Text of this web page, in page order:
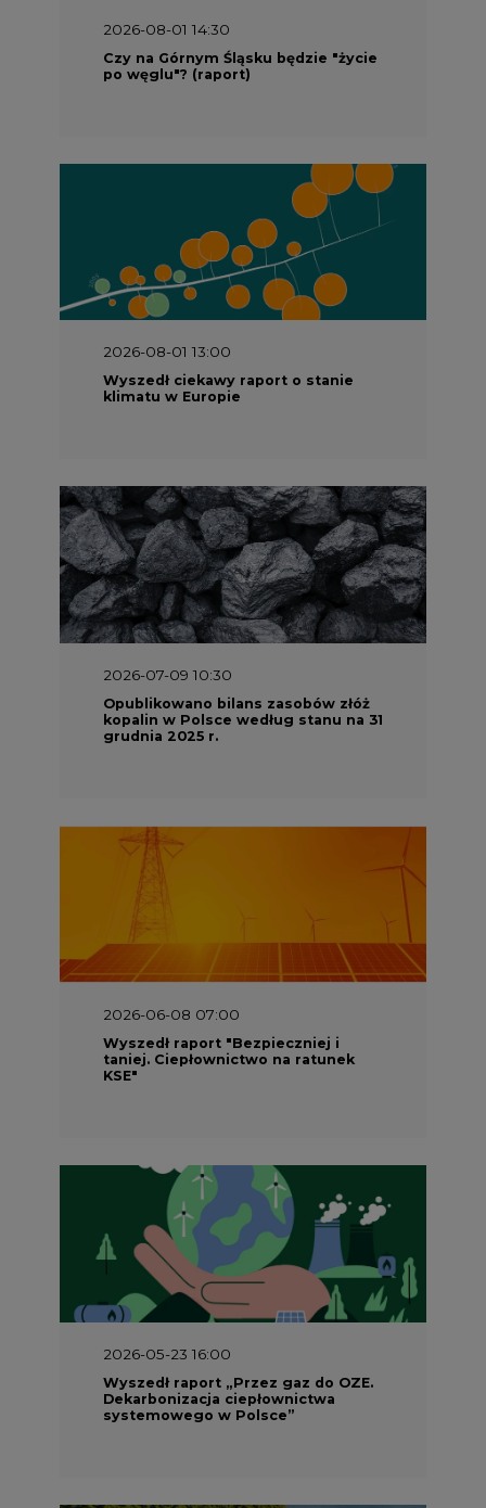
2026-08-01 14:30
Czy na Górnym Śląsku będzie "życie
po węglu"? (raport)
2026-08-01 13:00
Wyszedł ciekawy raport o stanie
klimatu w Europie
2026-07-09 10:30
Opublikowano bilans zasobów złóż
kopalin w Polsce według stanu na 31
grudnia 2025 r.
2026-06-08 07:00
Wyszedł raport "Bezpieczniej i
taniej. Ciepłownictwo na ratunek
KSE"
2026-05-23 16:00
Wyszedł raport „Przez gaz do OZE.
Dekarbonizacja ciepłownictwa
systemowego w Polsce”